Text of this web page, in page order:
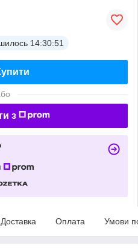
14:30:50
з
Доставка Оплата Умови